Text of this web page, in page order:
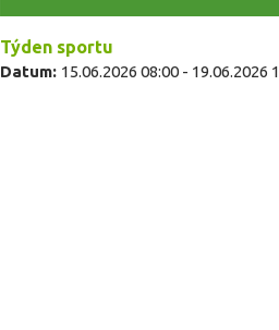
Týden sportu
Datum: 15.06.2026 08:00 - 19.06.2026